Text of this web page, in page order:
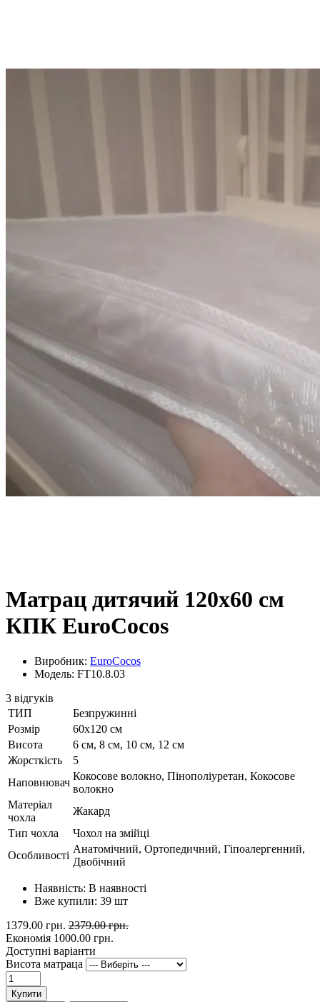
Матрац дитячий 120х60 см
КПК EuroCocos
Виробник: EuroCocos
Модель: FT10.8.03
3 відгуків
ТИП
Безпружинні
Розмір
60х120 см
Висота
6 см, 8 см, 10 см, 12 см
Жорсткість
5
Наповнювач
Кокосове волокно, Пінополіуретан, Кокосове
волокно
Матеріал
чохла
Жакард
Тип чохла
Чохол на змійці
Особливості
Анатомічний, Ортопедичний, Гіпоалергенний,
Двобічний
Наявність: В наявності
Вже купили: 39 шт
1379.00 грн. 2379.00 грн.
Економія 1000.00 грн.
Доступні варіанти
Висота матраца
Купити